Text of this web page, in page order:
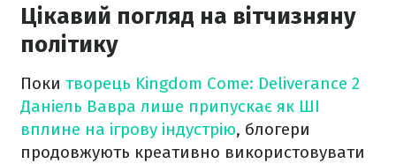
Цікавий погляд на вітчизняну
політику
Поки творець Kingdom Come: Deliverance 2
Даніель Вавра лише припускає як ШІ
вплине на ігрову індустрію, блогери
продовжують креативно використовувати